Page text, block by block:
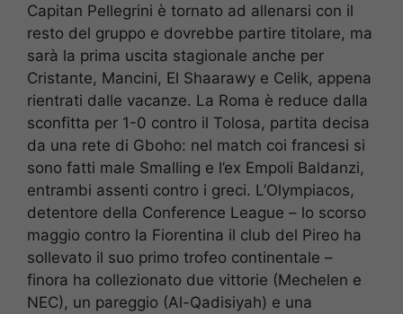
Capitan Pellegrini è tornato ad allenarsi con il
resto del gruppo e dovrebbe partire titolare, ma
sarà la prima uscita stagionale anche per
Cristante, Mancini, El Shaarawy e Celik, appena
rientrati dalle vacanze. La Roma è reduce dalla
sconfitta per 1-0 contro il Tolosa, partita decisa
da una rete di Gboho: nel match coi francesi si
sono fatti male Smalling e l’ex Empoli Baldanzi,
entrambi assenti contro i greci. L’Olympiacos,
detentore della Conference League – lo scorso
maggio contro la Fiorentina il club del Pireo ha
sollevato il suo primo trofeo continentale –
finora ha collezionato due vittorie (Mechelen e
NEC), un pareggio (Al-Qadisiyah) e una